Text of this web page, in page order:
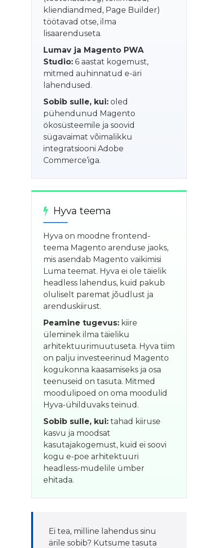
kliendiandmed, Page Builder)
töötavad otse, ilma
lisaarenduseta.
Lumav ja Magento PWA
Studio: 6 aastat kogemust,
mitmed auhinnatud e-äri
lahendused.
Sobib sulle, kui: oled
pühendunud Magento
ökosüsteemile ja soovid
sügavaimat võimalikku
integratsiooni Adobe
Commerce’iga.
Hyva teema
Hyva on moodne frontend-
teema Magento arenduse jaoks,
mis asendab Magento vaikimisi
Luma teemat. Hyva ei ole täielik
headless lahendus, kuid pakub
oluliselt paremat jõudlust ja
arenduskiirust.
Peamine tugevus: kiire
üleminek ilma täieliku
arhitektuurimuutuseta. Hyva tiim
on palju investeerinud Magento
kogukonna kaasamiseks ja osa
teenuseid on tasuta. Mitmed
moodulipoed on oma moodulid
Hyva-ühilduvaks teinud.
Sobib sulle, kui: tahad kiiruse
kasvu ja moodsat
kasutajakogemust, kuid ei soovi
kogu e-poe arhitektuuri
headless-mudelile ümber
ehitada.
Ei tea, milline lahendus sinu
ärile sobib? Kutsume tasuta